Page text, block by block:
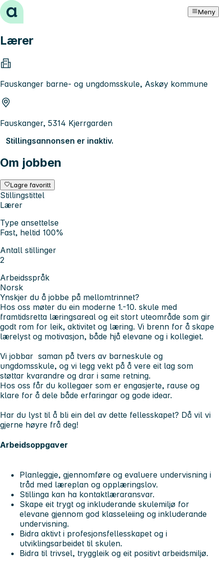
Hopp til innhold Meny
Lærer
Fauskanger barne- og ungdomsskule, Askøy kommune
Fauskanger, 5314 Kjerrgarden
Stillingsannonsen er inaktiv.
Om jobben
Lagre favoritt
Stillingstittel
Lærer
Type ansettelse
Fast, heltid 100%
Antall stillinger
2
Arbeidsspråk
Norsk
Ynskjer du å jobbe på mellomtrinnet?
Hos oss møter du ein moderne 1.-10. skule med
framtidsretta læringsareal og eit stort uteområde som gir
godt rom for leik, aktivitet og læring. Vi brenn for å skape
lærelyst og motivasjon, både hjå elevane og i kollegiet.
Vi jobbar saman på tvers av barneskule og
ungdomsskule, og vi legg vekt på å vere eit lag som
støttar kvarandre og drar i same retning.
Hos oss får du kollegaer som er engasjerte, rause og
klare for å dele både erfaringar og gode idear.
Har du lyst til å bli ein del av dette fellesskapet? Då vil vi
gjerne høyre frå deg!
Arbeidsoppgaver
Planleggje, gjennomføre og evaluere undervisning i
tråd med læreplan og opplæringslov.
Stillinga kan ha kontaktlæraransvar.
Skape eit trygt og inkluderande skulemiljø for
elevane gjennom god klasseleiing og inkluderande
undervisning.
Bidra aktivt i profesjonsfellesskapet og i
utviklingsarbeidet til skulen.
Bidra til trivsel, tryggleik og eit positivt arbeidsmiljø.